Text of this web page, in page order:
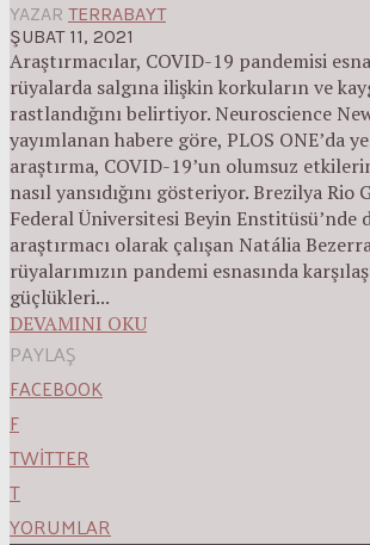
YAZAR TERRABAYT
ŞUBAT 11, 2021
Araştırmacılar, COVID-19 pandemisi
rüyalarda salgına ilişkin korkuların ve
rastlandığını belirtiyor. Neuroscience
yayımlanan habere göre, PLOS ONE’da
araştırma, COVID-19’un olumsuz
nasıl yansıdığını gösteriyor. Brezilya
Federal Üniversitesi Beyin Enstitüsü’nde
araştırmacı olarak çalışan Natália
rüyalarımızın pandemi esnasında
güçlükleri...
DEVAMINI OKU
PAYLAŞ
FACEBOOK
F
TWITTER
T
YORUMLAR